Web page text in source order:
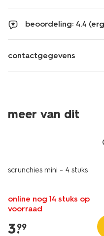
beoordeling: 4.4
contactgegevens
meer van dit
scrunchies mini - 4 stuks
online nog 14 stuks op
voorraad
3.
99